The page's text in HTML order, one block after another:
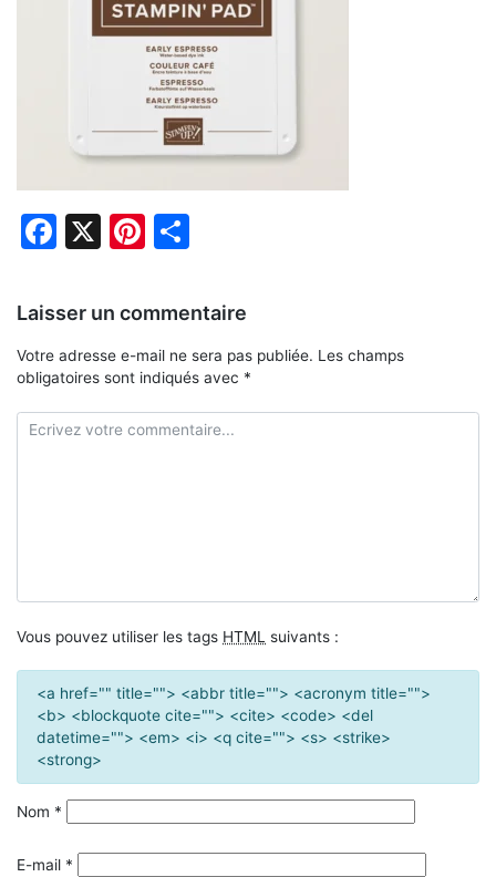
Facebook
X Pinterest
Laisser un commentaire
Votre adresse e-mail ne sera pas publiée. Les champs
obligatoires sont indiqués avec *
Vous pouvez utiliser les tags HTML suivants :
<a href="" title=""> <abbr title=""> <acronym title="">
<b> <blockquote cite=""> <cite> <code> <del
datetime=""> <em> <i> <q cite=""> <s> <strike>
<strong>
Nom *
E-mail *